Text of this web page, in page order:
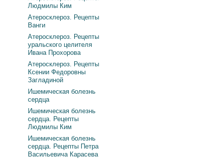
Людмилы Ким
Атеросклероз. Рецепты
Ванги
Атеросклероз. Рецепты
уральского целителя
Ивана Прохорова
Атеросклероз. Рецепты
Ксении Федоровны
Загладиной
Ишемическая болезнь
сердца
Ишемическая болезнь
сердца. Рецепты
Людмилы Ким
Ишемическая болезнь
сердца. Рецепты Петра
Васильевича Карасева